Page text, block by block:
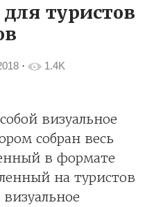
туристов
· 1.4K
визуальное
собран весь
в формате
на туристов